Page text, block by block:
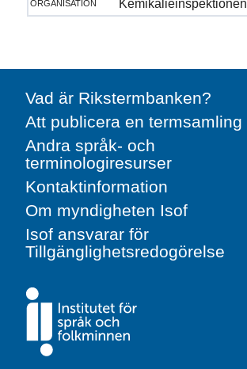
Kemikalieinspektionen
Vad är Rikstermbanken?
Att publicera en termsamling
Andra språk- och
terminologiresurser
Kontaktinformation
Om myndigheten Isof
Isof ansvarar för
Tillgänglighetsredogörelse